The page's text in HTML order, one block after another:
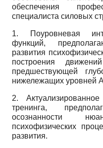
обеспечения
специалиста силовых
1. Поуровневая
функций,
развития
построения
предшествующей
нижележащих уровней
2.
тренинга,
осознанности
психофизических
развития.